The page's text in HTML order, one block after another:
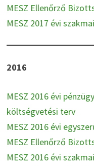
MESZ Ellenőrző
MESZ 2017 évi
2016
MESZ 2016 évi
költségvetési terv
MESZ 2016 évi
MESZ Ellenőrző
MESZ 2016 évi